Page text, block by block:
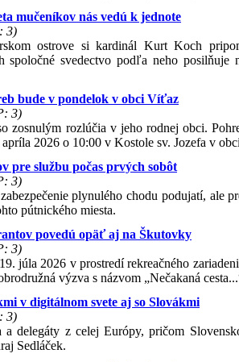
mučeníkov nás vedú k jednote
3)
ostrove si kardinál Kurt Koch
spoločné svedectvo podľa neho posilňuje
bude v pondelok v obci Víťaz
3)
zosnulým rozlúčia v jeho rodnej obci.
2026 o 10:00 v Kostole sv. Jozefa v
službu počas prvých sobôt
3)
plynulého chodu podujatí, ale
pútnického miesta.
povedú opäť aj na Škutovky
3)
júla 2026 v prostredí rekreačného
výzva s názvom „Nečakaná
v digitálnom svete aj so Slovákmi
3)
delegáty z celej Európy, pričom
Sedláček.